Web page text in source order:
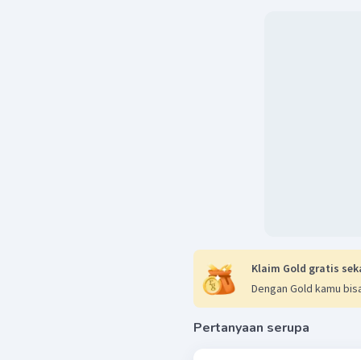
Klaim Gold gratis
Dengan Gold kamu
Pertanyaan serupa